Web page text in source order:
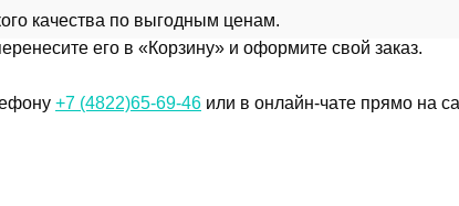
качества по выгодным ценам.
его в «Корзину» и оформите свой заказ.
+7 (4822)65-69-46 или в онлайн-чате прямо на